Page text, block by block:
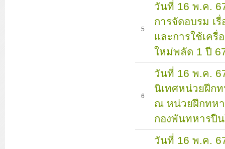
5
วันที่ 16 พ.ค.
การจัดอบรม เ
และการใช้เค
ใหม่พลัด 1 ปี
6
วันที่ 16 พ.ค.
นิเทศหน่วยฝึก
ณ หน่วยฝึกทหา
กองพันทหารปื
วันที่ 16 พ.ค.